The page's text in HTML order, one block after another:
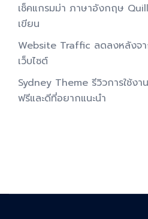
เช็คแกรมม่า ภาษาอังกฤษ
เขียน
Website Traffic ลดลงหลังจ
เว็บไซต์
Sydney Theme รีวิวการใช้ง
ฟรีและดีที่อยากแนะนำ